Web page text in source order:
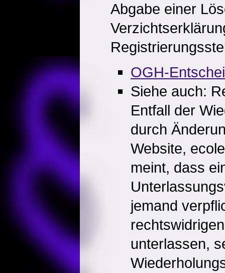
Abgabe einer
OGH-
Siehe auch:
Entfall der
durch
Website,
meint, dass
jemand
unterlassen,